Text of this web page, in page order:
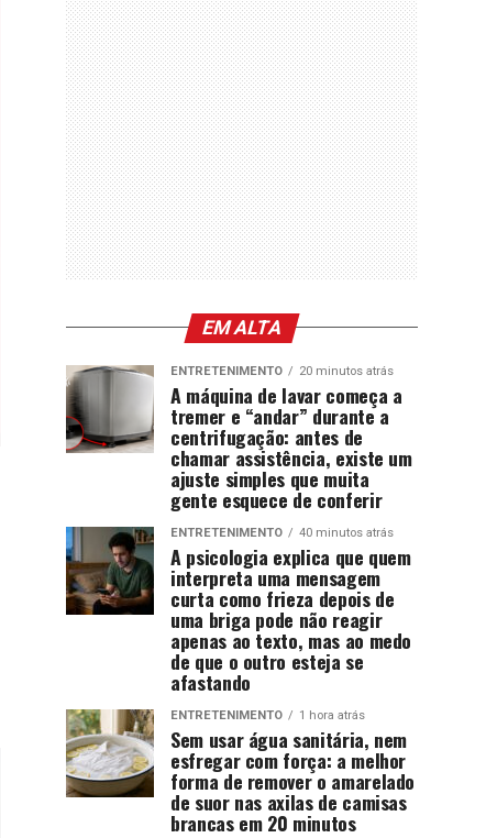
EM ALTA
ENTRETENIMENTO 20 minutos atrás
A máquina de lavar começa a
tremer e “andar” durante a
centrifugação: antes de
chamar assistência, existe um
ajuste simples que muita
gente esquece de conferir
ENTRETENIMENTO 40 minutos atrás
A psicologia explica que quem
interpreta uma mensagem
curta como frieza depois de
uma briga pode não reagir
apenas ao texto, mas ao medo
de que o outro esteja se
afastando
ENTRETENIMENTO 1 hora atrás
Sem usar água sanitária, nem
esfregar com força: a melhor
forma de remover o amarelado
de suor nas axilas de camisas
brancas em 20 minutos